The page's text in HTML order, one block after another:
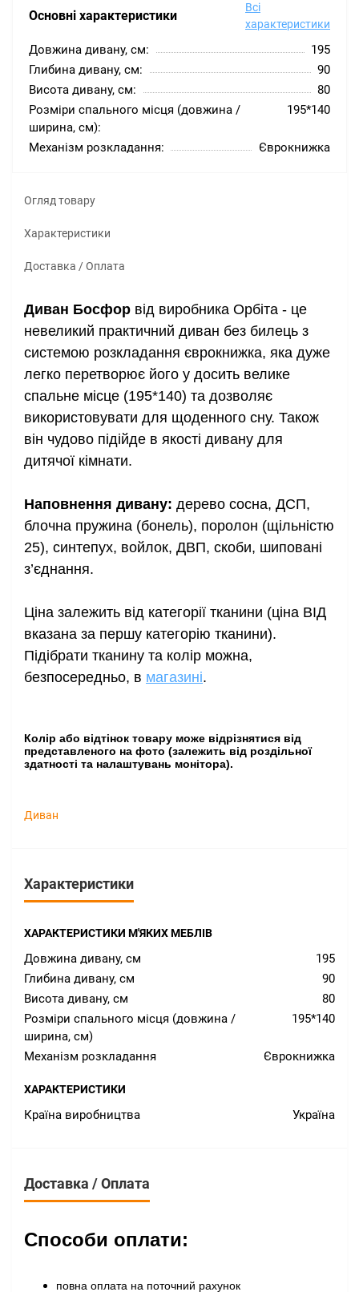
Основні характеристики
Всі
характеристики
Довжина дивану, см:
195
Глибина дивану, см:
90
Висота дивану, см:
80
Розміри спального місця (довжина /
ширина, см):
195*140
Механізм розкладання: Єврокнижка
Огляд товару
Характеристики
Доставка / Оплата
Диван Босфор від виробника Орбіта - це
невеликий практичний диван без билець з
системою розкладання єврокнижка, яка дуже
легко перетворює його у досить велике
спальне місце (195*140) та дозволяє
використовувати для щоденного сну. Також
він чудово підійде в якості дивану для
дитячої кімнати.
Наповнення дивану: дерево сосна, ДСП,
блочна пружина (бонель), поролон (щільністю
25), синтепух, войлок, ДВП, скоби, шиповані
з’єднання.
Ціна залежить від категорії тканини (ціна ВІД
вказана за першу категорію тканини).
Підібрати тканину та колір можна,
безпосередньо, в магазині.
Колір або відтінок товару може відрізнятися від
представленого на фото (залежить від роздільної
здатності та налаштувань монітора).
Диван
Характеристики
ХАРАКТЕРИСТИКИ М'ЯКИХ МЕБЛІВ
Довжина дивану, см
195
Глибина дивану, см
90
Висота дивану, см
80
Розміри спального місця (довжина /
ширина, см)
195*140
Механізм розкладання Єврокнижка
ХАРАКТЕРИСТИКИ
Країна виробництва Україна
Доставка / Оплата
Способи оплати:
повна оплата на поточний рахунок